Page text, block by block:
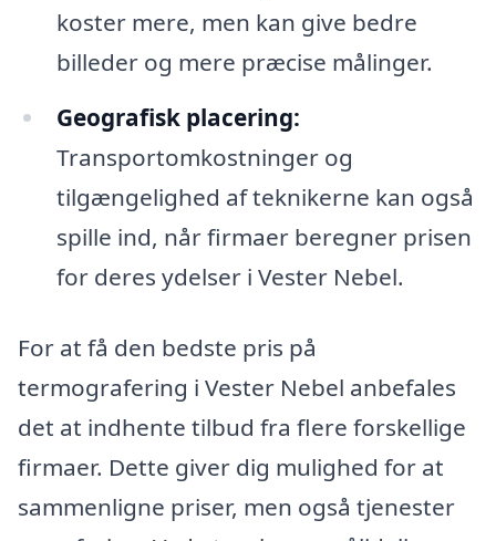
koster mere, men kan give bedre
billeder og mere præcise målinger.
Geografisk placering:
Transportomkostninger og
tilgængelighed af teknikerne kan også
spille ind, når firmaer beregner prisen
for deres ydelser i Vester Nebel.
For at få den bedste pris på
termografering i Vester Nebel anbefales
det at indhente tilbud fra flere forskellige
firmaer. Dette giver dig mulighed for at
sammenligne priser, men også tjenester